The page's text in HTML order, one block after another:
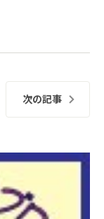
次の記事